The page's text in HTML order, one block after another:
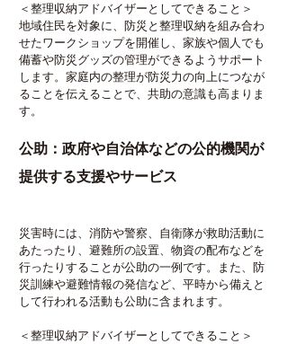
＜整理収納アドバイザーとしてできること＞
地域住民を対象に、防災と整理収納を組み合わ
せたワークショップを開催し、家族や個人でも
備蓄や防災グッズの管理ができるようサポート
します。家庭内の整理が防災力の向上につなが
ることを伝えることで、共助の意識も高まりま
す。
公助：政府や自治体などの公的機関が
提供する支援やサービス
災害時には、消防や警察、自衛隊が救助活動に
あたったり、避難所の設置、物資の配布などを
行ったりすることが公助の一例です。また、防
災訓練や避難情報の発信など、平時から備えと
して行われる活動も公助に含まれます。
＜整理収納アドバイザーとしてできること＞